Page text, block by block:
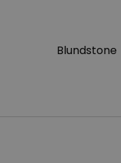
Blundstone